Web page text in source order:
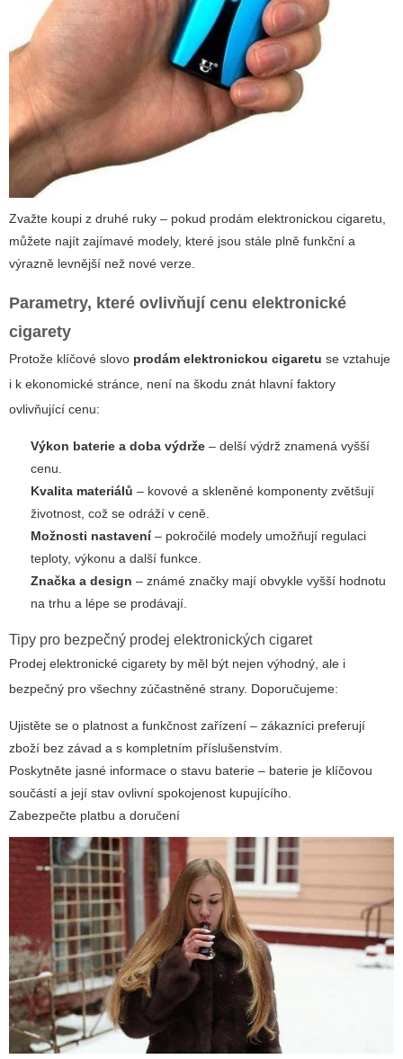
Zvažte koupi z druhé ruky – pokud prodám elektronickou cigaretu,
můžete najít zajímavé modely, které jsou stále plně funkční a
výrazně levnější než nové verze.
Parametry, které ovlivňují cenu elektronické
cigarety
Protože klíčové slovo prodám elektronickou cigaretu se vztahuje
i k ekonomické stránce, není na škodu znát hlavní faktory
ovlivňující cenu:
Výkon baterie a doba výdrže – delší výdrž znamená vyšší
cenu.
Kvalita materiálů – kovové a skleněné komponenty zvětšují
životnost, což se odráží v ceně.
Možnosti nastavení– pokročilé modely umožňují regulaci
teploty, výkonu a další funkce.
Značka a design – známé značky mají obvykle vyšší hodnotu
na trhu a lépe se prodávají.
Tipy pro bezpečný prodej elektronických cigaret
Prodej elektronické cigarety by měl být nejen výhodný, ale i
bezpečný pro všechny zúčastněné strany. Doporučujeme:
Ujistěte se o platnost a funkčnost zařízení – zákazníci preferují
zboží bez závad a s kompletním příslušenstvím.
Poskytněte jasné informace o stavu baterie – baterie je klíčovou
součástí a její stav ovlivní spokojenost kupujícího.
Zabezpečte platbu a doručení